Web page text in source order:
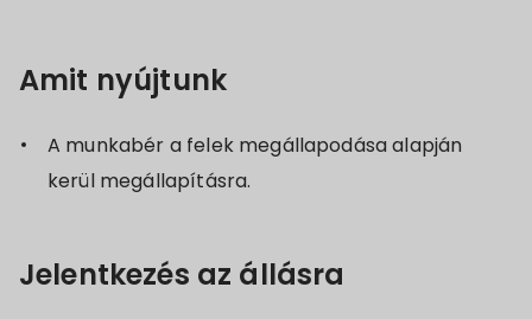
Amit nyújtunk
A munkabér a felek megállapodása alapján
kerül megállapításra.
Jelentkezés az állásra